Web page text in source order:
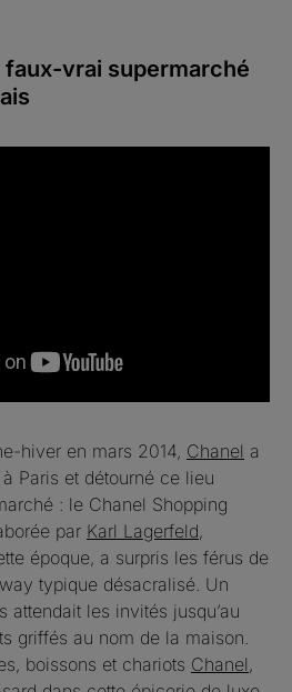
faux-vrai supermarché
hiver en mars 2014, Chanel a
Paris et détourné ce lieu
: le Chanel Shopping
par Karl Lagerfeld,
époque, a surpris les férus de
typique désacralisé. Un
attendait les invités jusqu’au
griffés au nom de la maison.
boissons et chariots Chanel ,